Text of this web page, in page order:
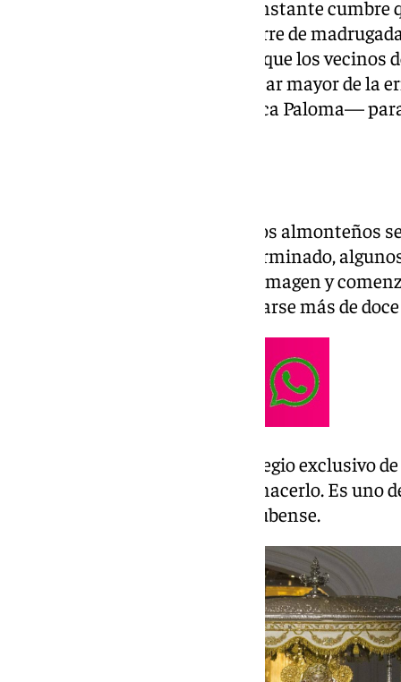
La Romería del Rocío tiene un instante
perderse: el salto de la reja. Ocurre de
espontánea. Es el momento en que los
verja metálica que protege el altar mayor de la
Rocío —conocida como la Blanca Paloma—
Tras el rezo del Santo Rosario, los almonteños
la ermita. En un momento determinado,
el altar mayor para alcanzar la imagen y
ahí, la procesión puede prolongarse más de
Los almonteños tienen el privilegio exclusivo
la procesión. Nadie más puede hacerlo. Es
arraigados de esta localidad onubense.